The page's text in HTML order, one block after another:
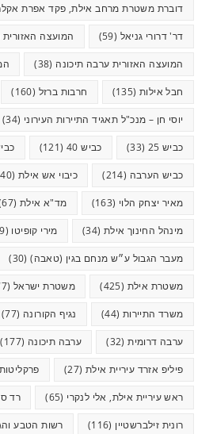
דוברת משטרת מרחב אילת, פקד אפרת
דר' דרורי גניאל (59) המועצה
המועצה האזורית ערבה תיכונה (38)
חבל אילות (135) חרבות ברזל (160)
יוסי חן – מנכ"ל תאגיד התיירות העירוני (34)
כביש 25 (33) כביש 40 (121)
כביש הערבה (214) כיבוי אש אילת (140)
מאיר יצחק הלוי (163) מד"א אילת (67)
מינהל החינוך אילת (34) מירי קופיטו (29)
מעבר הגבול ע״ש מנחם בגין (טאבה)(30)
משטרת אילת (425) משטרת ישראל (377)
משרד התיירות (44) נגיף הקורונה (77)
ערבה דרומית(32) ערבה תיכונה (177)
פיליפ אזרד עיריית אילת (27)
ראש עיריית אילת, אלי לנקרי (65) רד
רונית זילברשטיין (116) רשות הטבע